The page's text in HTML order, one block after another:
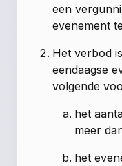
een
evenement
Het verbod
eendaagse
volgende
het
meer
het